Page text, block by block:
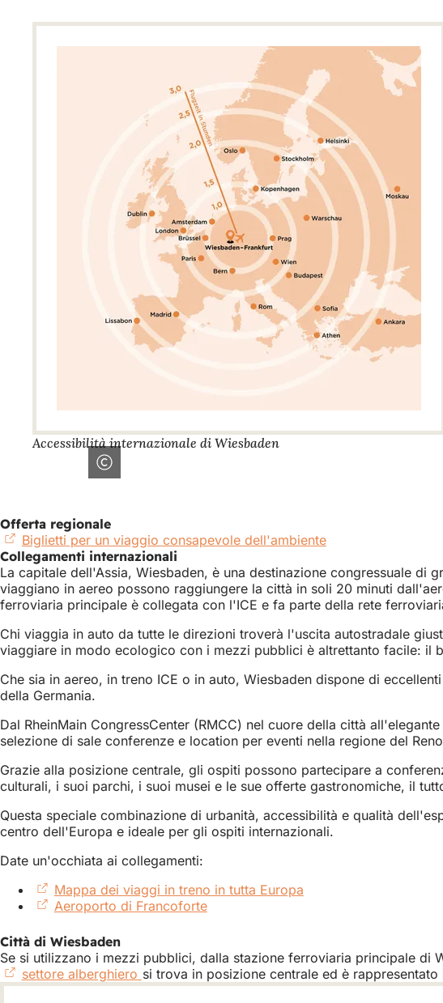
Accessibilità internazionale di Wiesbaden
Offerta regionale
Biglietti per un viaggio consapevole dell'ambiente(Si
in
una
nuova
Collegamenti internazionali
La capitale dell'Assia, Wiesbaden, è una destinazione congressuale di
viaggiano in aereo possono raggiungere la città in soli 20 minuti
ferroviaria principale è collegata con l'ICE e fa parte della rete
Chi viaggia in auto da tutte le direzioni troverà l'uscita autostradale
viaggiare in modo ecologico con i mezzi pubblici è altrettanto facile: il
Che sia in aereo, in treno ICE o in auto, Wiesbaden dispone di
della Germania.
Dal RheinMain CongressCenter (RMCC) nel cuore della città
selezione di sale conferenze e location per eventi nella regione del
Grazie alla posizione centrale, gli ospiti possono partecipare a
culturali, i suoi parchi, i suoi musei e le sue offerte gastronomiche, il
Questa speciale combinazione di urbanità, accessibilità e qualità
centro dell'Europa e ideale per gli ospiti internazionali.
Date un'occhiata ai collegamenti:
Mappa dei viaggi in treno in tutta Europa
nuova
scheda)
Aeroporto di Francoforte(Si
una
nuova
scheda)
Città di Wiesbaden
Se si utilizzano i mezzi pubblici, dalla stazione ferroviaria principale di
settore alberghiero (Si
apre
si trova in posizione centrale ed è